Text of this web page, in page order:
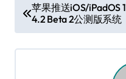
章
导
苹果推送iOS/iPadOS 1
4.2 Beta 2公测版系统